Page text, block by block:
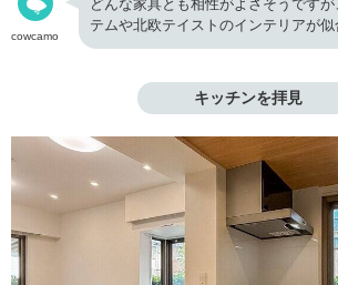
cowcamo
どんな家具とも相性がよさそうです
テムや北欧テイストのインテリアが似
キッチンを拝見